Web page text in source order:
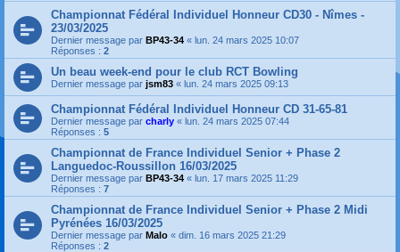
Championnat Fédéral Individuel Honneur CD30 - Nîmes -
23/03/2025
Dernier message par BP43-34 « lun. 24 mars 2025 10:07
Réponses : 2
Un beau week-end pour le club RCT Bowling
Dernier message par jsm83 « lun. 24 mars 2025 09:13
Championnat Fédéral Individuel Honneur CD 31-65-81
Dernier message par charly « lun. 24 mars 2025 07:44
Réponses : 5
Championnat de France Individuel Senior + Phase 2
Languedoc-Roussillon 16/03/2025
Dernier message par BP43-34 « lun. 17 mars 2025 11:29
Réponses : 7
Championnat de France Individuel Senior + Phase 2 Midi
Pyrénées 16/03/2025
Dernier message par Malo « dim. 16 mars 2025 21:29
Réponses : 2